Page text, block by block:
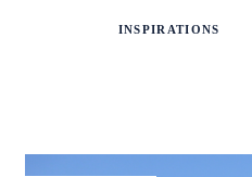
INSPIRATIONS